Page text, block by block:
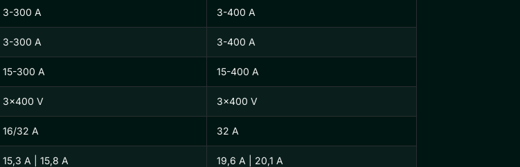
3-300 A 3-400 A
3-300 A 3-400 A
15-300 A 15-400 A
3×400 V 3×400 V
16/32 A 32 A
15,3 A | 15,8 A 19,6 A | 20,1 A